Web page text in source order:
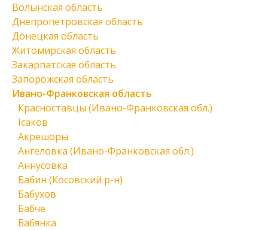
Волынская область
Днепропетровская область
Донецкая область
Житомирская область
Закарпатская область
Запорожская область
Ивано-Франковская область
Красноставцы (Ивано-Франковская обл.)
Ісаков
Акрешоры
Ангеловка (Ивано-Франковская обл.)
Аннусовка
Бабин (Косовский р-н)
Бабухов
Бабче
Бабянка